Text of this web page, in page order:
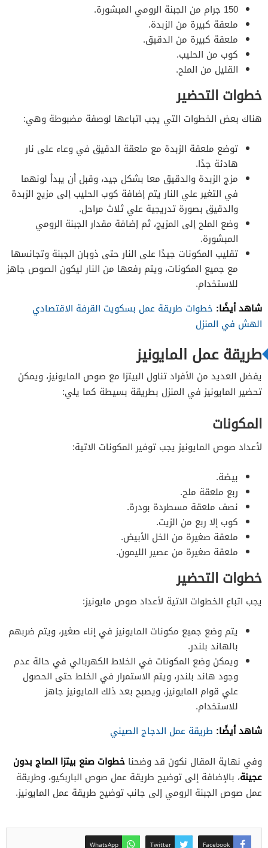
150 جرام من الجبنة الرومي المبشورة.
ملعقة كبيرة من الزبدة.
ملعقة كبيرة من الدقيق.
كوب من الحليب.
القليل من الملح.
خطوات التحضير
هناك بعض الخطوات التي يجب اتباعها لوصفة مضبوطة وهي:
توضع ملعقة الزبدة مع ملعقة الدقيق في وعاء على نار
هادئة جدًا.
مزج الزبدة والدقيق معا بشكل جيد، وقبل أن يبدأ لونهما
في التغير علي النار يتم إضافة كوب الحليب إلى مزيج الزبدة
والدقيق بصورة تدريجية علي ثلاث مراحل.
وضع الملح إلى المزيج، ثم إضافة مقدار الجبنة الرومي
المبشورة.
تقليب المكونات جيدًا على النار حتى ذوبان الجبنة وتجانسها
مع جميع المكونات، ويتم رفعها من النار ليكون الصوص جاهز
للاستخدام.
شاهد أيضًا: خطوات طريقة عمل بسكويت القرفة الاقتصادي
الهش في المنزل
طريقة عمل المايونيز
يفضل العديد من الأفراد تناول البيتزا مع صوص المايونيز، ويمكن
تحضير المايونيز في المنزل بطريقة بسيطة كما يلي:
المكونات
لأعداد صوص المايونيز يجب توفير المكونات الاتية:
بيضة.
ربع ملعقة ملح.
نصف ملعقة مسطردة بودرة.
كوب إلا ربع من الزيت.
ملعقة صغيرة من الخل الأبيض.
ملعقة صغيرة من عصير الليمون.
خطوات التحضير
يجب اتباع الخطوات الاتية لأعداد صوص مايونيز:
يتم وضع جميع مكونات المايونيز في إناء صغير، ويتم ضربهم
بالهاند بلندر.
ويمكن وضع المكونات في الخلاط الكهربائي في حالة عدم
وجود هاند بلندر، ويتم الاستمرار في الخلط حتى الحصول
علي قوام المايونيز، ويصبح بعد ذلك المايونيز جاهز
للاستخدام.
شاهد أيضًا: طريقة عمل الدجاج الصيني
وفي نهاية المقال نكون قد وضحنا خطوات صنع بيتزا الصاج بدون
عجينة، بالإضافة إلى توضيح طريقة عمل صوص الباربكيو، وطريقة
عمل صوص الجبنة الرومي إلى جانب توضيح طريقة عمل المايونيز.
Facebook
Twitter
WhatsApp